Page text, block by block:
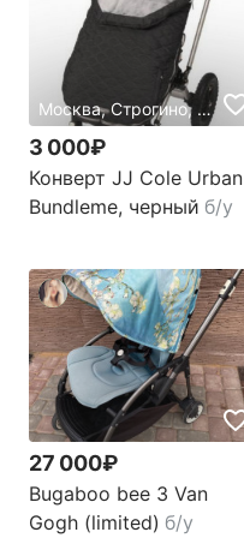
Москва, Строгино, Россия
3 000₽
Конверт JJ Cole Urban
Bundleme, черный б/у
27 000₽
Bugaboo bee 3 Van
Gogh (limited) б/у